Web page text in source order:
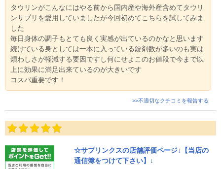
タウリンがこんなにはやる前から国内産や海外産含めてタウリ
ンサプリを愛用していましたが今回初めてこちらを試してみま
した
毎日身体の調子もとても良く実感が出ているのかなと思います
続けている身としては一本に入っている錠剤数が多いのも実は
煩わしさが軽減する要因ですし何にせよこのお値段で今まで以
上に効果に満足出来ているのが大きいです
コスパ重要です！
>>不適切なクチコミを報告する
☆サプリンクスの店舗評価ページ↓【当店の
通信簿をつけて下さい】↓